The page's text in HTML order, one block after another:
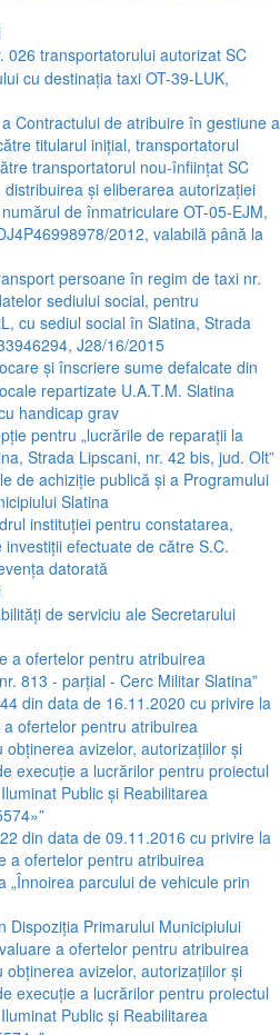
026 transportatorului autorizat SC
cu destinația taxi OT-39-LUK,
Contractului de atribuire în gestiune a
titularul inițial, transportatorul
transportatorul nou-înființat SC
și eliberarea autorizației
de înmatriculare OT-05-EJM,
2012, valabilă până la
persoane în regim de taxi nr.
sediului social, pentru
cu sediul social în Slatina, Strada
J28/16/2015
și înscriere sume defalcate din
repartizate U.A.T.M. Slatina
handicap grav
pentru „lucrările de reparații la
Strada Lipscani, nr. 42 bis, jud. Olt”
de achiziție publică și a Programului
Slatina
instituției pentru constatarea,
efectuate de către S.C.
datorată
de serviciu ale Secretarului
a ofertelor pentru atribuirea
813 - parțial - Cerc Militar Slatina”
din data de 16.11.2020 cu privire la
ofertelor pentru atribuirea
avizelor, autorizațiilor și
execuție a lucrărilor pentru proiectul
Public și Reabilitarea
din data de 09.11.2016 cu privire la
a ofertelor pentru atribuirea
parcului de vehicule prin
Dispoziția Primarului Municipiului
a ofertelor pentru atribuirea
avizelor, autorizațiilor și
execuție a lucrărilor pentru proiectul
Public și Reabilitarea